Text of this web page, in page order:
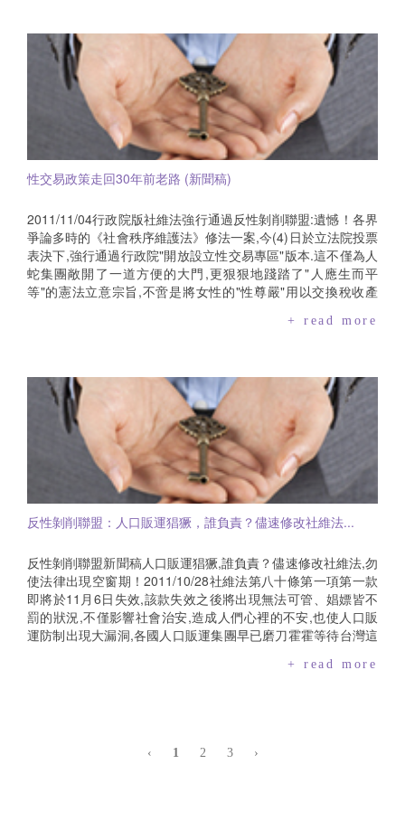
重歧視性別暴力防治中心主任杜瑛秋共同聲明團體:勵馨基金
會、台灣女人連線、婦女新知基金會、台灣防暴聯盟、台灣展
翅協會
他處所為之,也呼籲媒體不要在八卦化、綜藝化,而是應藉此讓民
眾更加認識人口販運的方是與手段,避免有更多人受害.婦女救援
基金會研發部高級專員張凱強表示一直期待媒體能發揮自律自
治的機制,然而從前年的李宗瑞案件、去年十多位女模裸照外流
案件,以及今天這次人口販運性剝削案件,我們竟看到部分媒體以
獵奇窺探的心態,不擇手段地揭露被害人隱私,讓她們的創痛赤裸
裸地被攤在社會目光之下,顯見部分媒體對於商業利益的嗜血追
求,已全然枉顧應保護性別暴力被害人的新聞倫理.姑且不論這些
名單真實性,又或者被影射揣測之當事人是否確為本次犯罪案件
並詳述其工作經歷、外貌及身材等方式,不僅已經直接或間接地
對她們造成傷害,甚至可能已違反我國《人口販運防制法》.此次
事件涉及的不是單純的買春,而是人口販運的問題.根據我國《人
口販運防制法》第22條已明文規定"廣告物、出版品、廣播、電
視、電子訊號、網際網路或其他媒體,不得報導或記載人口販運
以英文代號、行業或特殊經歷描述當事人,甚而追逐眾多小模/女
並保護相關關係人的隱私,我們呼籲:一、司法檢調單位,應依循
我國《人口販運防制法》,保密被害人姓氏、年齡及職業經歷等
足資辨識其身分之資訊,且避免透露偵查或審理程序傳喚被害人
作證之時間予新聞傳播媒體知悉.二、新聞傳播媒體應同理被害
人處境並避免觸法,不以跟車、尾隨方式探悉被害人身分,勿以姓
氏英文代號、工作經歷等方式影射其身分,亦應避免因拍照、錄
影方式,令被害人身形外貌曝光而使社會大眾得以辨識其身分.
性,還有經濟與人性尊嚴；而且性產業常因毒品、菸酒、性病的
流通,迫使女性性工作者付出很大的健康代價,並陷入債務窘境,
成為更弱勢的婦女,導致更困窘的生存危機.反性剝削聯盟指出,
在探討性交易、性產業此種複雜且背後交織多重面向的議題,不
應只著重在工作權利,而應正視性交易和性產業中的剝削與宰制
本質；檢視各國性交易供需,大多供應者為女性,需求面為男性,
這種以女性為賣方,男性為買方的性產業生態,對女性是一種剝
削.反性剝削聯盟認為,多數女性因身處弱勢、甚至為了生存不得
不出賣身體,國家不應科以刑責,反而應幫助她們脫離這種匱乏的
瑞典模式或北歐模式),但國際特赦組織主張"全面除罪化",也就是
連同嫖客、皮條客和妓院經營者一同除罪,甚至"不反對合法化",
這是不合理的.荷蘭、德國的經驗已經說明,性交易合法化讓人口
販運更加猖獗,從娼婦女也得不到合理的工作條件與保障；而且
越是民主不彰、官僚貪腐嚴重、經濟貧窮的國家,人口販運犯罪
權的侵害,唯獨對性交易合法化卻對國家執法深具信心,反性剝削
的福利及就業政策,對已從娼者應有多元協助措施,來縮減違反女
性人權的性產業.此一模式不僅北歐多國施行,北愛爾蘭、加拿大
也都已採取.國際特赦組織全面除罪化的決議,連組織成員瑞典分
會也拒絕接受.反剝削聯盟呼籲國際特赦組織台灣分會,在台不提
倡、不執行此一決議,並且將抗議信轉交國際特赦組織總部.※"反
性剝削聯盟":婦女救援基金會、台灣展翅協會、台灣女人連線、
基督教門諾會花蓮善牧中心、中華民國基督教女青年會協會、
社團法人台北市晚晴婦女協會、台北市女性權益促進會、彭婉
如基金會、中華恩加樂國際善工協會、愛慈基金會、財團法人
性交易政策走回30年前老路 (新聞稿)
2011/11/04行政院版社維法強行通過反性剝削聯盟:遺憾！各界
爭論多時的《社會秩序維護法》修法一案,今(4)日於立法院投票
表決下,強行通過行政院"開放設立性交易專區"版本.這不僅為人
蛇集團敞開了一道方便的大門,更狠狠地踐踏了"人應生而平
等"的憲法立意宗旨,不啻是將女性的"性尊嚴"用以交換稅收產
反性剝削聯盟成員,對於此種性平觀念倒退、且與國際趨勢背道
不罰嫖"違憲以來,性交易相關議題始終爭論不休.反性剝削聯盟
等婦權團體不斷奔走於各類公聽會,舉出荷蘭設立紅燈區卻淪為
人口販運溫床的前車之鑑、甚至我國早年無數雛妓被押賣至華
西街公娼寮的慘痛教訓,以血淋淋的鮮明事實經驗論證性交易合
法化、性交易專區之不可為.為此,我們再三呼籲政府應學習瑞
典"罰嫖不罰娼"之模式,因為只要有需求就會創造市場,只要人們
繼續接受嫖妓行為可存在於我們的社會,就會不斷有女人及小孩
被當成貨物買賣.因此,唯有從需求面進行管制,讓嫖客自己負擔
因其個人需求所產生的龐大社會成本,方能有效達到縮減性產業
署"消除對婦女一切歧視公約(CEDAW)"中關於"禁止一切形式販
賣婦女及意圖營利使婦女賣淫的行為"之規定,甚至忽略大法官釋
字第666號要求行政部門採取相關作為,避免弱勢婦女落入娼業,
在未與民間團體及在野黨團充分溝通的情況下,最後一會期才倉
促交付表決,執意通過"開放設立性交易專區"版本.這樣的作為已
大的行政責任！我們要再次強調,性交易即是性剝削,其原因大多
長環境,絕對是政府不可輕率推卸的責任與義務！故即便今日立
院已通過行政院版社維法修法一案,反性剝削聯盟仍要在此重申:
+ read more
反性剝削聯盟：人口販運猖獗，誰負責？儘速修改社維法...
反性剝削聯盟新聞稿人口販運猖獗,誰負責？儘速修改社維法,勿
使法律出現空窗期！2011/10/28社維法第八十條第一項第一款
即將於11月6日失效,該款失效之後將出現無法可管、娼嫖皆不
罰的狀況,不僅影響社會治安,造成人們心裡的不安,也使人口販
運防制出現大漏洞,各國人口販運集團早已磨刀霍霍等待台灣這
反性剝削聯盟亦多次召開記者會、拜會各黨黨團及相關立法委
商之權力,反性剝削聯盟表示各黨應有積極作為,朝野應立即展開
協商,不要為了推卸責任讓法律出現空窗期,如此將出現無法可
+ read more
‹ 1 2 3 ›